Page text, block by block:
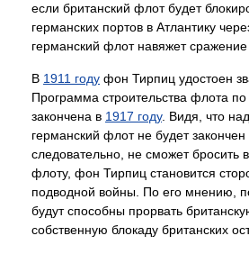
если британский флот будет
германских портов в Атлантику
германский флот навяжет
В 1911 году фон Тирпиц удостоен
Программа строительства флота
закончена в 1917 году. Видя, что
германский флот не будет
следовательно, не сможет бросить
флоту, фон Тирпиц становится
подводной войны. По его мнению,
будут способны прорвать
собственную блокаду британских